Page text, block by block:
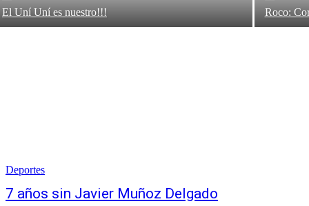
El Uní Uní es nuestro!!! Roco:
Deportes
7 años sin Javier Muñoz Delgado